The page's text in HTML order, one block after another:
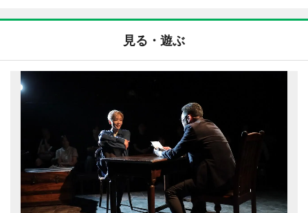
見る・遊ぶ